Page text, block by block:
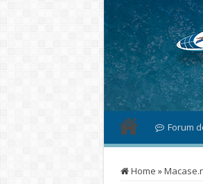
Forum
Home »